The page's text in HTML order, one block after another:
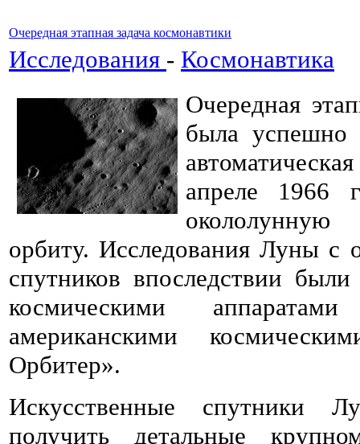
Очередная этапная задача космонавтики
Исследования - Космонавтика
Очередная
была успешно
апреле 1966
окололунную
орбиту. Исследования Луны с
спутников впоследствии
космическими
американскими
Орбитер».
Искусственные спутники
получить детальные